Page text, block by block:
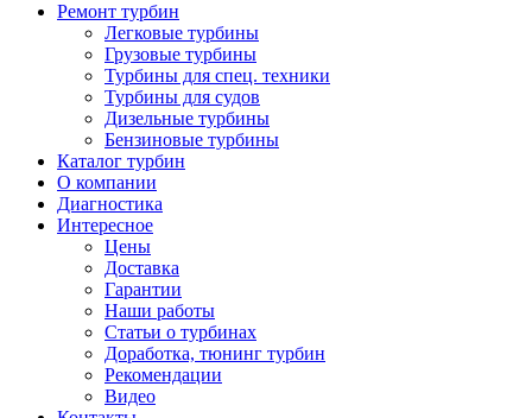
Ремонт турбин
Легковые турбины
Грузовые турбины
Турбины для спец. техники
Турбины для судов
Дизельные турбины
Бензиновые турбины
Каталог турбин
О компании
Диагностика
Интересное
Цены
Доставка
Гарантии
Наши работы
Статьи о турбинах
Доработка, тюнинг турбин
Рекомендации
Видео